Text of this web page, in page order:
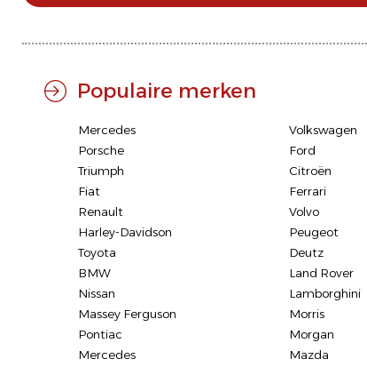
Populaire merken
Mercedes Volkswagen
Porsche
Ford
Triumph
Citroën
Fiat
Ferrari
Renault
Volvo
Harley-Davidson
Peugeot
Toyota
Deutz
BMW
Land Rover
Nissan
Lamborghini
Massey Ferguson
Morris
Pontiac
Morgan
Mercedes
Mazda